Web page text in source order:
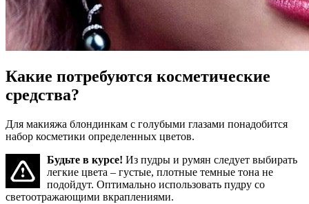
Какие потребуются косметические
средства?
Для макияжа блондинкам с голубыми глазами понадобится
набор косметики определенных цветов.
Будьте в курсе! Из пудры и румян следует выбирать
легкие цвета – густые, плотные темные тона не
подойдут. Оптимально использовать пудру со
светоотражающими вкраплениями.